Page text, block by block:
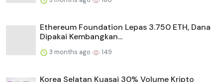
Ethereum Foundation Lepas 3.750 ETH, Dana
Dipakai Kembangkan...
3 months ago 149
Korea Selatan Kuasai 30% Volume Kripto